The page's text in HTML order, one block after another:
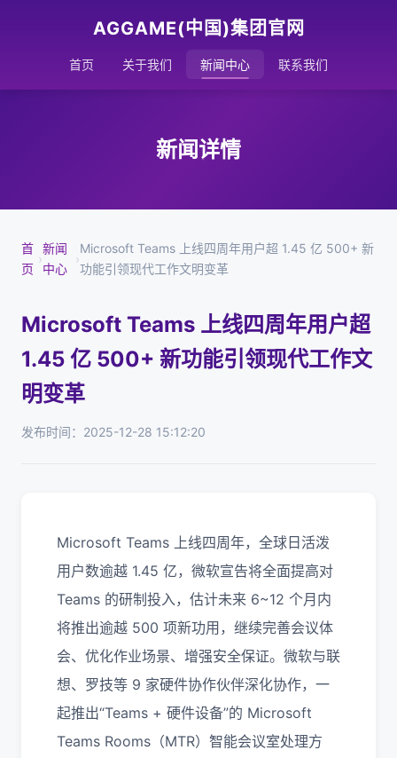
AGGAME(中国)集团官网
首页 关于我们 新闻中心 联系我们
新闻详情
首
页
›
新闻
中心
›
Microsoft Teams 上线四周年用户超 1.45 亿 500+ 新
功能引领现代工作文明变革
Microsoft Teams 上线四周年用户超
1.45 亿 500+ 新功能引领现代工作文
明变革
发布时间：2025-12-28 15:12:20
Microsoft Teams 上线四周年，全球日活泼
用户数逾越 1.45 亿，微软宣告将全面提高对
Teams 的研制投入，估计未来 6~12 个月内
将推出逾越 500 项新功用，继续完善会议体
会、优化作业场景、增强安全保证。微软与联
想、罗技等 9 家硬件协作伙伴深化协作，一
起推出“Teams + 硬件设备”的 Microsoft
Teams Rooms（MTR）智能会议室处理方